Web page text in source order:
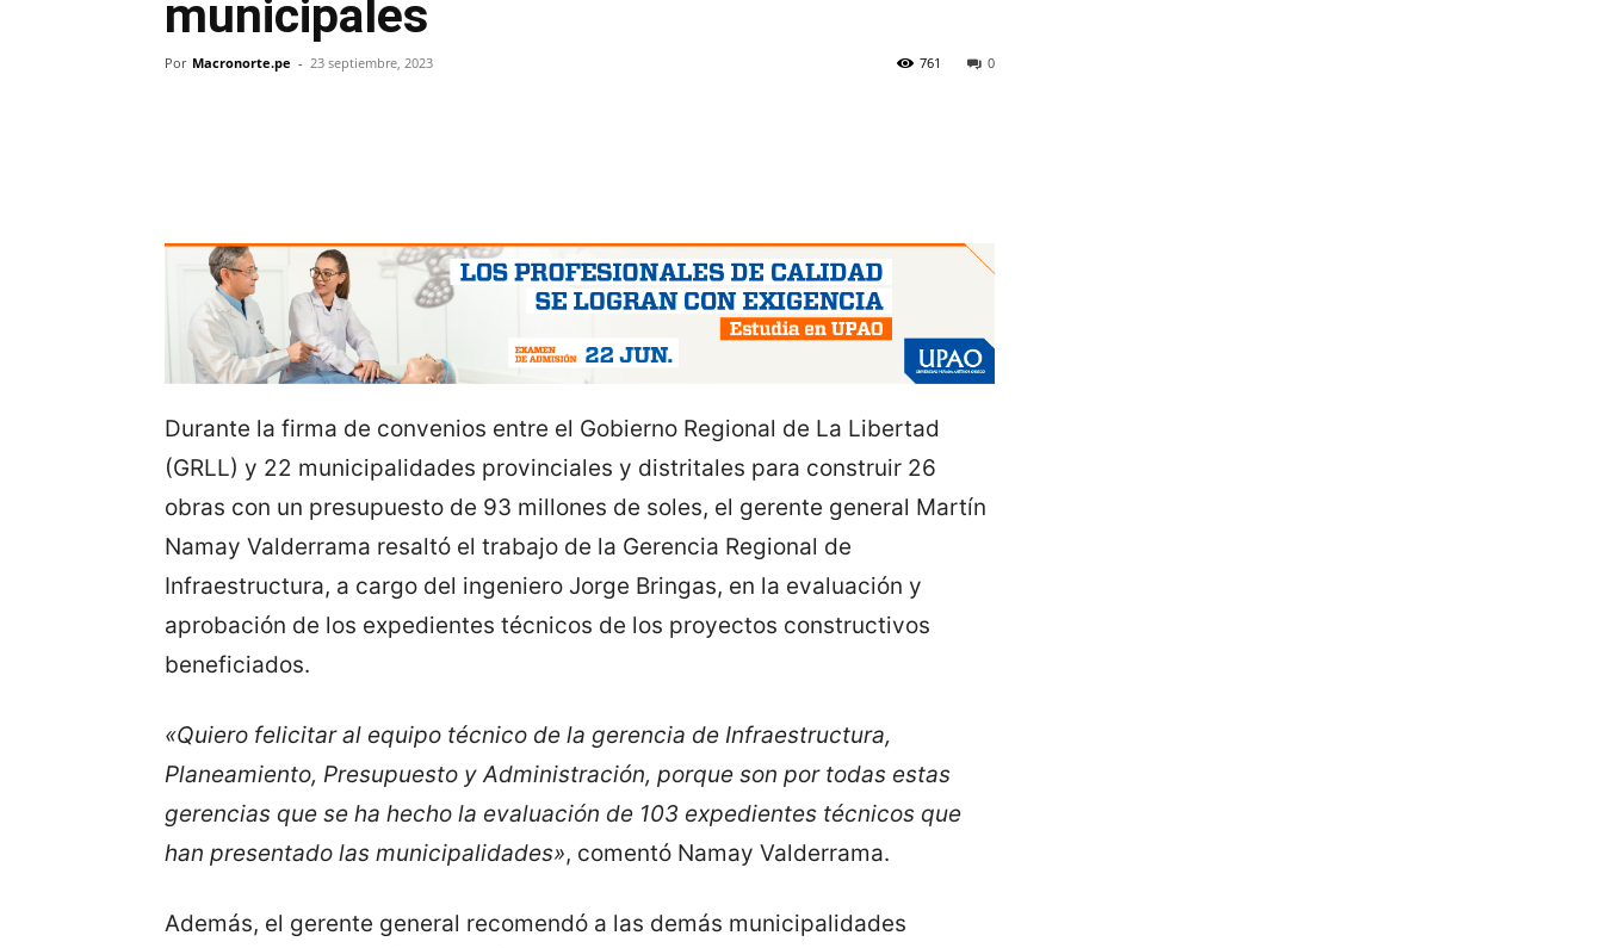
municipales
Por Macronorte.pe - 23 septiembre, 2023 0
761
Durante la firma de convenios entre el Gobierno Regional de La Libertad
(GRLL) y 22 municipalidades provinciales y distritales para construir 26
obras con un presupuesto de 93 millones de soles, el gerente general Martín
Namay Valderrama resaltó el trabajo de la Gerencia Regional de
Infraestructura, a cargo del ingeniero Jorge Bringas, en la evaluación y
aprobación de los expedientes técnicos de los proyectos constructivos
beneficiados.
«Quiero felicitar al equipo técnico de la gerencia de Infraestructura,
Planeamiento, Presupuesto y Administración, porque son por todas estas
gerencias que se ha hecho la evaluación de 103 expedientes técnicos que
han presentado las municipalidades», comentó Namay Valderrama.
Además, el gerente general recomendó a las demás municipalidades